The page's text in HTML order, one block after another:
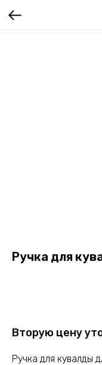
Ручка для
Вторую цену
Ручка для кувалды